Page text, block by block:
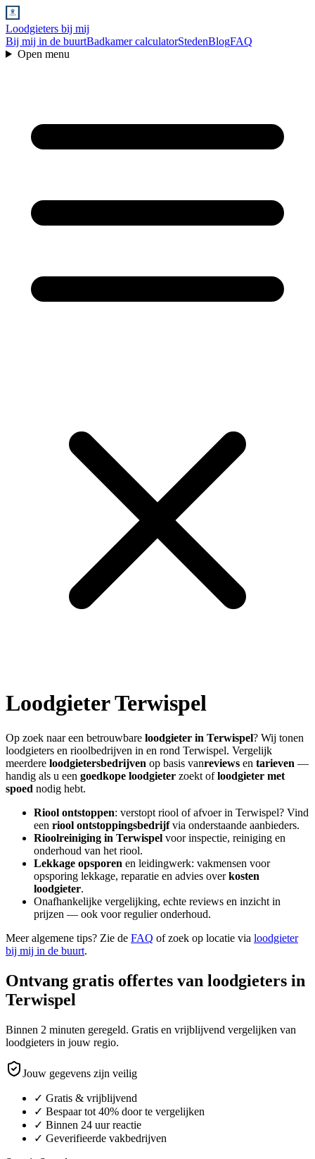
Loodgieters bij mij
Bij mij in de buurtBadkamer calculatorStedenBlogFAQ
Open menu
LoodgieterTerwispel
Op zoek naar een betrouwbare loodgieter in Terwispel? Wij tonen
loodgieters en rioolbedrijven in en rond Terwispel. Vergelijk
meerdere loodgietersbedrijven op basis vanreviews en tarieven —
handig als u een goedkope loodgieter zoekt ofloodgieter met
spoed nodig hebt.
Riool ontstoppen: verstopt riool of afvoer in Terwispel? Vind
een riool ontstoppingsbedrijfvia onderstaande aanbieders.
Rioolreiniging in Terwispel voor inspectie, reiniging en
onderhoud van het riool.
Lekkage opsporen en leidingwerk: vakmensen voor
opsporing lekkage, reparatie en advies overkosten
loodgieter.
Onafhankelijke vergelijking, echte reviews en inzicht in
prijzen — ook voor regulier onderhoud.
Meer algemene tips? Zie de FAQ of zoek op locatie via loodgieter
bij mij in de buurt.
Ontvang gratis offertes van loodgieters in
Terwispel
Binnen 2 minuten geregeld. Gratis en vrijblijvend vergelijken van
loodgieters in jouw regio.
Jouw gegevens zijn veilig
✓ Gratis & vrijblijvend
✓ Bespaar tot 40% door te vergelijken
✓ Binnen 24 uur reactie
✓ Geverifieerde vakbedrijven